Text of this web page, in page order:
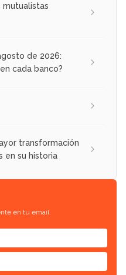
mutualistas
de 2026:
cada banco?
transformación
en su historia
en tu email.